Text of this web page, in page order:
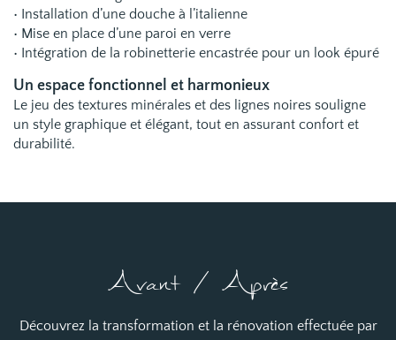
• Installation d’une douche à l’italienne
• Mise en place d’une paroi en verre
• Intégration de la robinetterie encastrée pour un look épuré
Un espace fonctionnel et harmonieux
Le jeu des textures minérales et des lignes noires souligne
un style graphique et élégant, tout en assurant confort et
durabilité.
Avant / Après
Découvrez la transformation et la rénovation effectuée par